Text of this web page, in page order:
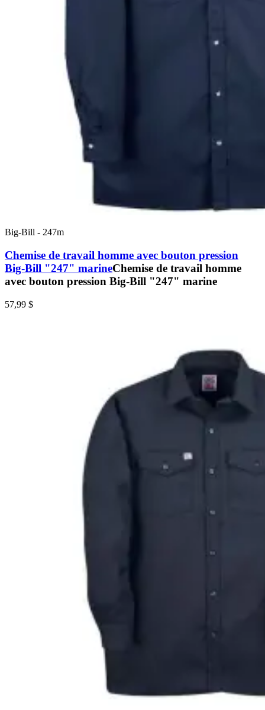
Big-Bill - 247m
Chemise de travail homme avec bouton pression
Big-Bill "247" marineChemise de travail homme
avec bouton pression Big-Bill "247" marine
57,99 $